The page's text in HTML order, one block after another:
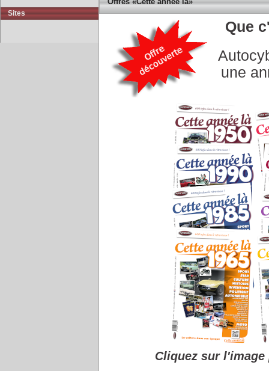
Sites
| Conseiller à un
Que
une
Cliquez sur